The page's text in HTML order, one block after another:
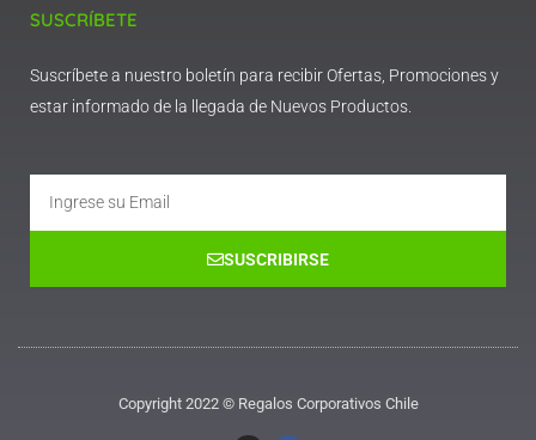
SUSCRÍBETE
Suscríbete a nuestro boletín para recibir Ofertas, Promociones y
estar informado de la llegada de Nuevos Productos.
SUSCRIBIRSE
Copyright 2022 © Regalos Corporativos Chile